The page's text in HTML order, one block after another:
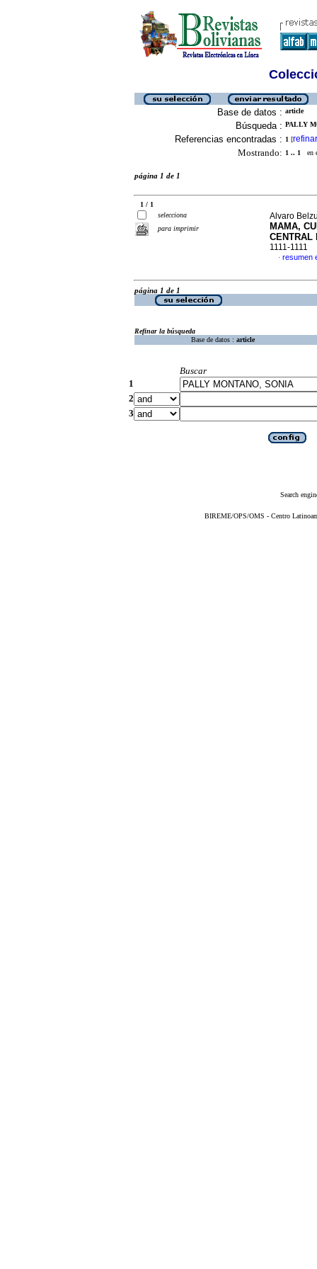
Base de datos : article
Búsqueda : PALLY
Referencias encontradas : 1 [refinar
Mostrando: 1 .. 1 en
página 1 de 1
1 / 1
selecciona
para imprimir
Alvaro
MAMA,
CENTRAL
1111-1111
· resumen
página 1 de 1
Refinar la búsqueda
Base de datos : article
Buscar
1
2
3
Search
BIREME/OPS/OMS - Centro